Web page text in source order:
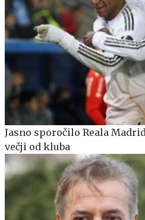
Jasno sporočilo Reala
večji od kluba